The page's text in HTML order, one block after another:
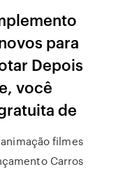
para
Depois
você
de
filmes
Carros